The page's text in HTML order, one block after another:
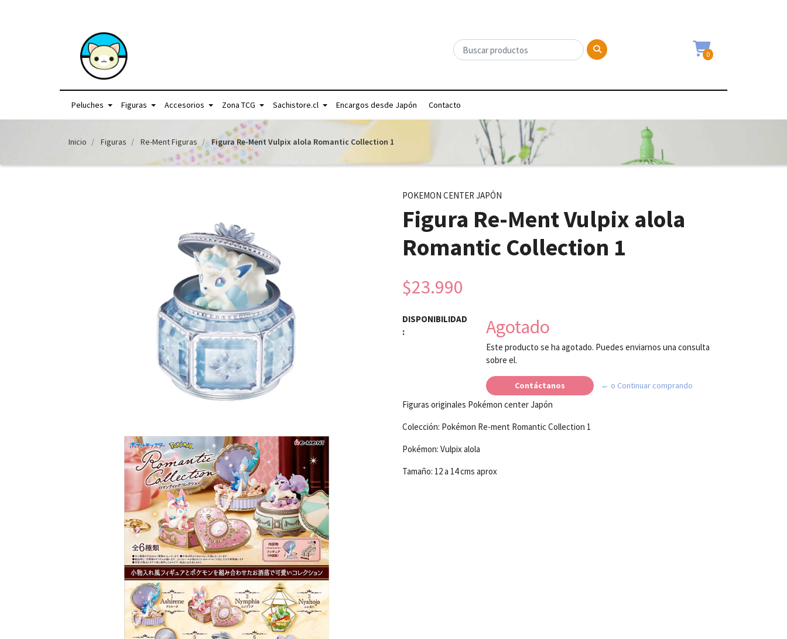
0
Peluches Figuras Accesorios Zona TCG Sachistore.cl Encargos desde Japón Contacto
Inicio Figuras Re-Ment Figuras Figura Re-Ment Vulpix alola Romantic Collection 1
POKEMON CENTER JAPÓN
Figura Re-Ment Vulpix alola
Romantic Collection 1
$23.990
DISPONIBILIDAD
:
Agotado
Este producto se ha agotado. Puedes enviarnos una consulta
sobre el.
Contáctanos ← o Continuar comprando
Figuras originales Pokémon center Japón
Colección: Pokémon Re-ment Romantic Collection 1
Pokémon: Vulpix alola
Tamaño: 12 a 14 cms aprox